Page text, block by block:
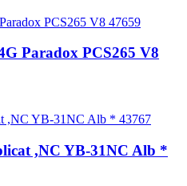
Paradox PCS265 V8
,NC YB-31NC Alb *